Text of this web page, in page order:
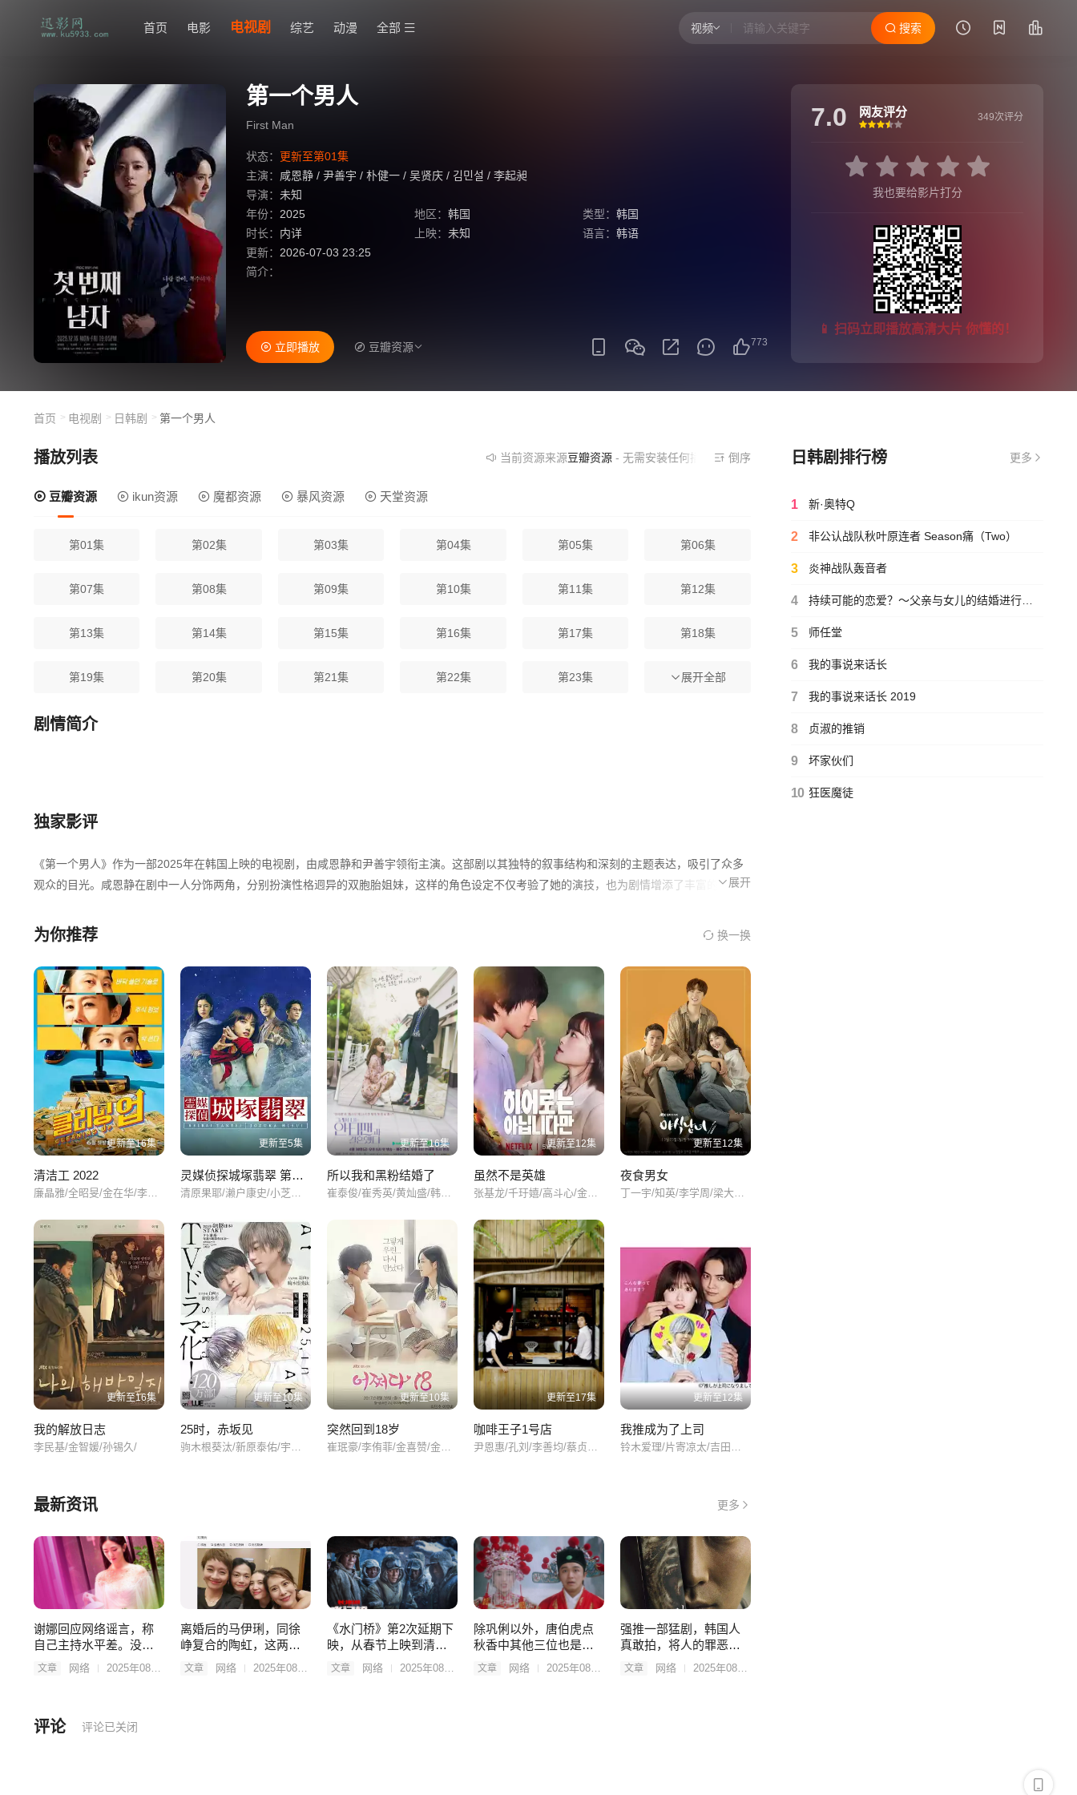
视频 搜索
首页 电影 电视剧 综艺 动漫 全部
第一个男人
First Man
状态： 更新至第01集
主演： 咸恩静 / 尹善宇 / 朴健一 / 吴贤庆 / 김민설 / 李起昶
导演： 未知
年份： 2025 地区： 韩国 类型： 韩国
时长： 内详 上映： 未知 语言： 韩语
更新： 2026-07-03 23:25
简介：
773
立即播放 豆瓣资源
7.0 网友评分
很差
较差还行推荐力荐
349次评分
我也要给影片打分
📱 扫码立即播放高清大片 你懂的！
首页 电视剧 日韩剧 第一个男人
播放列表 当前资源来源豆瓣资源- 无需安装任何插件 倒序
豆瓣资源 ikun资源 魔都资源 暴风资源 天堂资源
第01集 第02集 第03集 第04集 第05集 第06集
第07集 第08集 第09集 第10集 第11集 第12集
第13集 第14集 第15集 第16集 第17集 第18集
第19集 第20集 第21集 第22集 第23集 第24集
第25集
第55集 第60集
第61集 第62集 第63集 第64集 第65集 第66集
第67集 第68集 第69集 第70集 第71集 第72集
第73集 第74集 第75集 第76集 第77集 第78集
第79集 第80集 第81集 第82集 第83集 第84集
第97集 第98集 第99集 第100集 第101集 第102集
第103集 第104集 第105集 第106集 第107集 第108集
第109集 第110集 第111集 第112集 第113集 第114集
第115集 第116集 第119集 第120集
第121集 第122集 第123集 第126集
第133集 第138集
第139集 第140集
展开全部
剧情简介
独家影评
《第一个男人》作为一部2025年在韩国上映的电视剧，由咸恩静和尹善宇领衔主演。这部剧以其独特的叙事结构和深刻的主题表达，吸引了众多
观众的目光。咸恩静在剧中一人分饰两角，分别扮演性格迥异的双胞胎姐妹，这样的角色设定不仅考验了她的演技，也为剧情增添了丰富的层次
从观影感受上来说，《第一个男人》是一部充满张力的作品。剧情围绕着两位女性展开，一位是为了复仇而生活在他人生活中的女人，另一位则
于人性的探讨也十分深刻，通过两个截然不同的女性形象，展现了人在面对困境时的复杂心理和行为选择。
在角色表演方面，咸恩静的表现尤为出色。她成功地将两个性格迥异的角色区分开来，无论是聪明能干的姐姐还是出生于富裕家庭的妹妹，都被
她演绎得栩栩如生。她的演技不仅让观众看到了她作为演员的实力，也让人更加期待她在未来的作品中的表现。尹善宇的表演也同样精彩，他与
咸恩静之间的对手戏火花四溅，为整部剧增色不少。
叙事结构上，《第一个男人》采用了双线并行的方式，一条线是姐姐的复仇之路，另一条线则是妹妹的欲望之旅。随着剧情的推进，这两条线索
逐渐交织在一起，形成了一幅错综复杂的故事画卷。这种叙事方式不仅增加了剧情的丰富性，也让观众在观看过程中始终保持高度的兴趣和好奇
心。
中的善恶与欲望，也让我们对生活有了更多的感悟和思考。
展开
为你推荐 换一换
更新至16集
清洁工 2022
廉晶雅/全昭旻/金在华/李茂生/罗钟赞/
更新至5集
灵媒侦探城塚翡翠 第一季
清原果耶/濑户康史/小芝风花/及川光博/田中道子/
更新至16集
所以我和黑粉结婚了
崔泰俊/崔秀英/黄灿盛/韩智安/金旻奎/金善赫/金夏景/东铉培/林度允/白承宪/池浩成/金炯民/刘瑞真/
更新至12集
虽然不是英雄
张基龙/千玗嬉/高斗心/金秀贤/吴万石/朴昭怡/
更新至12集
夜食男女
丁一宇/知英/李学周/梁大赫/金承秀/申宇謙/金秀珍/朴成俊/
更新至16集
我的解放日志
李民基/金智媛/孙锡久/
更新至10集
25时，赤坂见
更新至10集
突然回到18岁
更新至17集
咖啡王子1号店
更新至12集
我推成为了上司
最新资讯 更多
谢娜回应网络谣言，称
自己主持水平差。没文
化，网友：十分赞同！
文章 网络 2025年08月27日
离婚后的马伊琍，同徐
峥复合的陶虹，这两位
才是中年女演员的危机
文章 网络 2025年08月27日
《水门桥》第2次延期下
映，从春节上映到清
明，能完成百亿目标吗
文章 网络 2025年08月27日
除巩俐以外，唐伯虎点
秋香中其他三位也是绝
世美女，颜值履历都很
不凡！
文章 网络 2025年08月27日
强推一部猛剧，韩国人
真敢拍，将人的罪恶用
一部剧展现得淋漓尽致
文章 网络 2025年08月27日
评论 评论已关闭
日韩剧排行榜 更多
1 新·奥特Q
2 非公认战队秋叶原连者 Season痛（Two）
3 炎神战队轰音者
4 持续可能的恋爱？～父亲与女儿的结婚进行曲～
5 师任堂
6 我的事说来话长
7 我的事说来话长 2019
8 贞淑的推销
9 坏家伙们
10 狂医魔徒